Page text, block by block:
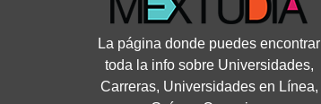
La página donde puedes encontrar
toda la info sobre Universidades,
Carreras, Universidades en Línea,